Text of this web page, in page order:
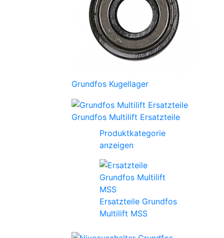
Grundfos Kugellager
Grundfos Multilift Ersatzteile
Produktkategorie
anzeigen
Ersatzteile Grundfos
Multilift MSS